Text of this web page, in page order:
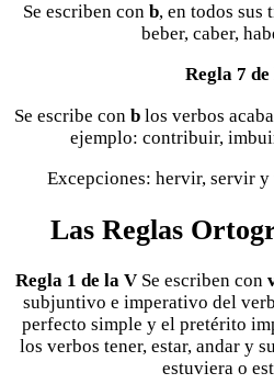
Se escriben con b, en todos sus
beber, caber,
Regla 7
Se escribe con b los verbos
ejemplo: contribuir,
Excepciones: hervir, servir
Las Reglas
Regla 1 de la V Se escriben con
subjuntivo e imperativo del
perfecto simple y el pretérito
los verbos tener, estar, andar y
estuviera o